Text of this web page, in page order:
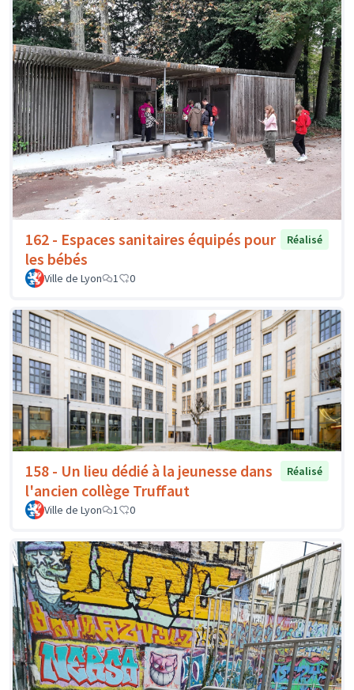
162 - Espaces sanitaires équipés pour
les bébés
Réalisé
Ville de Lyon 1 0
158 - Un lieu dédié à la jeunesse dans
l'ancien collège Truffaut
Réalisé
Ville de Lyon 1 0